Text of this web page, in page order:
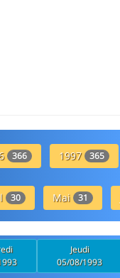
366 1997 365
30 Mai 31
Jeudi
05/08/1993